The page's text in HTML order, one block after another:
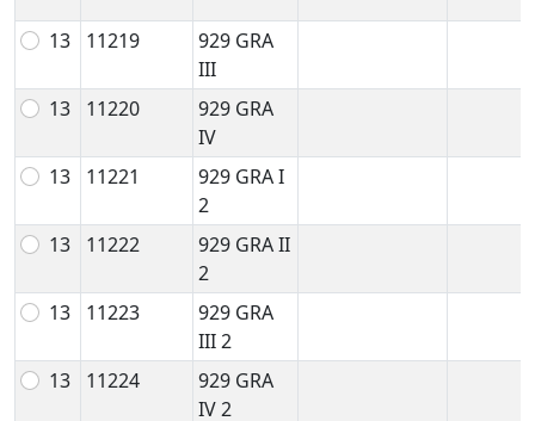
13 11219
929 GRA
III
13
11220
929 GRA
IV
13
11221
929 GRA I
2
13
11222
929 GRA II
2
13
11223
929 GRA
III 2
13
11224
929 GRA
IV 2